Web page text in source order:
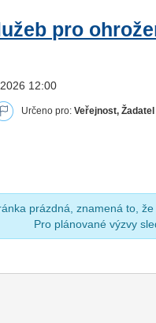
pro
12:00
Určeno pro:Veřejnost, Žadatel
prázdná, znamená to,
Pro plánované výzvy